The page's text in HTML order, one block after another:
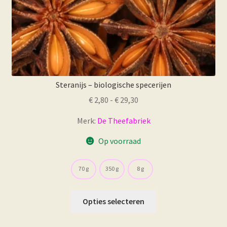
Steranijs – biologische specerijen
€ 2,80 - € 29,30
tot
€ 29,30
Merk: De Theefabriek
Op voorraad
70 g 350 g 8 g
Opties selecteren